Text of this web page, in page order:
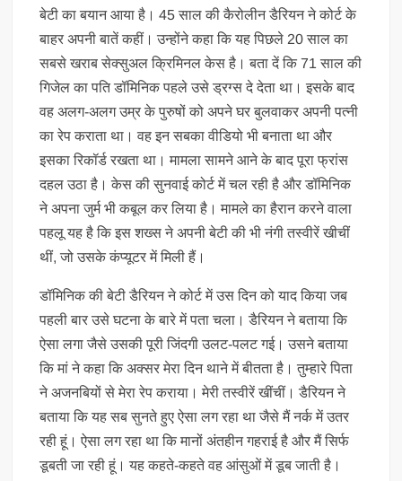
बेटी का बयान आया है। 45 साल की कैरोलीन डैरियन ने कोर्ट के
बाहर अपनी बातें कहीं। उन्होंने कहा कि यह पिछले 20 साल का
सबसे खराब सेक्सुअल क्रिमिनल केस है। बता दें कि 71 साल की
गिजेल का पति डॉमिनिक पहले उसे ड्रग्स दे देता था। इसके बाद
वह अलग-अलग उम्र के पुरुषों को अपने घर बुलवाकर अपनी पत्नी
का रेप कराता था। वह इन सबका वीडियो भी बनाता था और
इसका रिकॉर्ड रखता था। मामला सामने आने के बाद पूरा फ्रांस
दहल उठा है। केस की सुनवाई कोर्ट में चल रही है और डॉमिनिक
ने अपना जुर्म भी कबूल कर लिया है। मामले का हैरान करने वाला
पहलू यह है कि इस शख्स ने अपनी बेटी की भी नंगी तस्वीरें खीचीं
थीं, जो उसके कंप्यूटर में मिली हैं।
डॉमिनिक की बेटी डैरियन ने कोर्ट में उस दिन को याद किया जब
पहली बार उसे घटना के बारे में पता चला। डैरियन ने बताया कि
ऐसा लगा जैसे उसकी पूरी जिंदगी उलट-पलट गई। उसने बताया
कि मां ने कहा कि अक्सर मेरा दिन थाने में बीतता है। तुम्हारे पिता
ने अजनबियों से मेरा रेप कराया। मेरी तस्वीरें खींचीं। डैरियन ने
बताया कि यह सब सुनते हुए ऐसा लग रहा था जैसे मैं नर्क में उतर
रही हूं। ऐसा लग रहा था कि मानों अंतहीन गहराई है और मैं सिर्फ
डूबती जा रही हूं। यह कहते-कहते वह आंसुओं में डूब जाती है।